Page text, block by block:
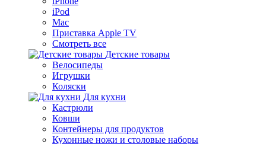
iPod
Mac
Приставка Apple TV
Смотреть все
Детские товары
Велосипеды
Игрушки
Коляски
Для кухни
Кастрюли
Ковши
Контейнеры для продуктов
Кухонные ножи и столовые наборы